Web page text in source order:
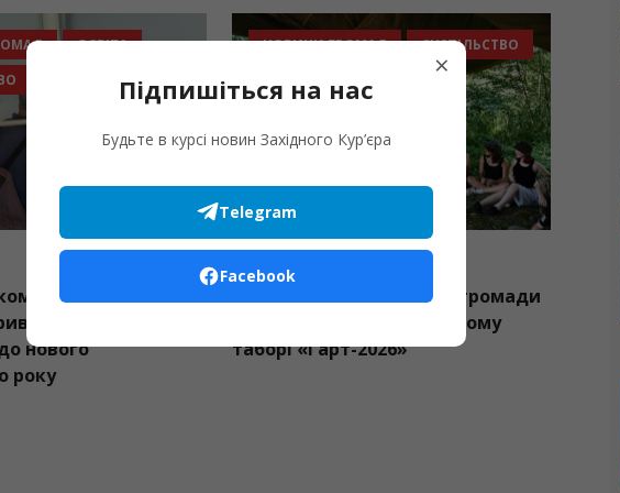
НОВИНИ ГРОМАД
ОСВІТА
СУСПІЛЬСТВО
07.08.2026
дитсадку
триває активна
до нового
року
НОВИНИ ГРОМАД СУСПІЛЬСТВО
Пластуни Бурштинської громади
взяли участь у вишкільному
таборі «Гарт-2026»
×
Підпишіться на нас
Будьте в курсі новин Західного Кур’єра
Telegram
Facebook